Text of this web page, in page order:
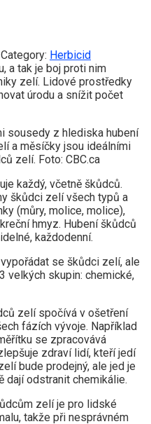
Category: Herbicid
a tak je boj proti nim
zelí. Lidové prostředky
úrodu a snížit počet
sousedy z hlediska hubení
a měsíčky jsou ideálními
zelí. Foto: CBC.ca
každý, včetně škůdců.
škůdci zelí všech typů a
(můry, molice, molice),
hmyz. Hubení škůdců
každodenní.
se škůdci zelí, ale
velkých skupin: chemické,
zelí spočívá v ošetření
fázích vývoje. Například
se zpracovává
zdraví lidí, kteří jedí
bude prodejný, ale jed je
dají odstranit chemikálie.
zelí je pro lidské
takže při nesprávném